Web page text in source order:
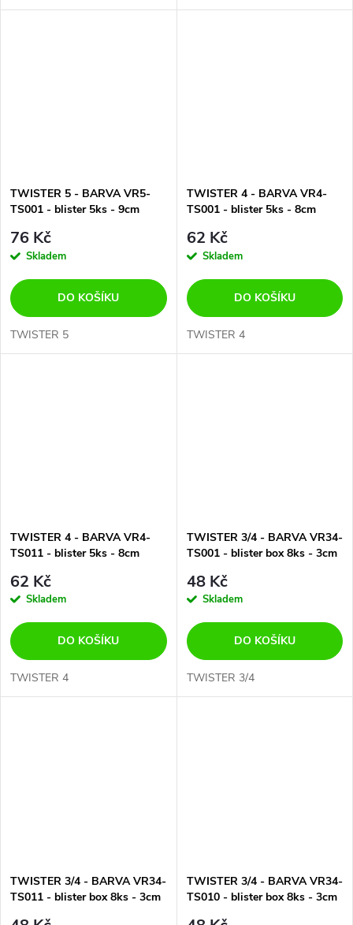
TWISTER 5 - BARVA VR5-
TS001 - blister 5ks - 9cm
76 Kč
Skladem
DO KOŠÍKU
TWISTER 5
TWISTER 4 - BARVA VR4-
TS001 - blister 5ks - 8cm
62 Kč
Skladem
DO KOŠÍKU
TWISTER 4
TWISTER 4 - BARVA VR4-
TS011 - blister 5ks - 8cm
62 Kč
Skladem
DO KOŠÍKU
TWISTER 4
TWISTER 3/4 - BARVA VR34-
TS001 - blister box 8ks - 3cm
48 Kč
Skladem
DO KOŠÍKU
TWISTER 3/4
TWISTER 3/4 - BARVA VR34-
TS011 - blister box 8ks - 3cm
TWISTER 3/4 - BARVA VR34-
TS010 - blister box 8ks - 3cm